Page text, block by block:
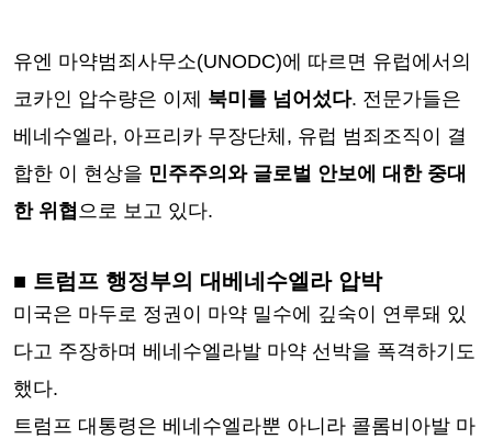
유엔 마약범죄사무소(UNODC)에 따르면 유럽에서의
코카인 압수량은 이제 북미를 넘어섰다. 전문가들은
베네수엘라, 아프리카 무장단체, 유럽 범죄조직이 결
합한 이 현상을 민주주의와 글로벌 안보에 대한 중대
한 위협으로 보고 있다.
■ 트럼프 행정부의 대베네수엘라 압박
미국은 마두로 정권이 마약 밀수에 깊숙이 연루돼 있
다고 주장하며 베네수엘라발 마약 선박을 폭격하기도
했다.
트럼프 대통령은 베네수엘라뿐 아니라 콜롬비아발 마